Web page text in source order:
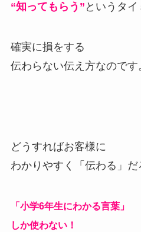
“知ってもらう” というタイ
確実に損をする
伝わらない伝え方なのです
どうすればお客様に
わかりやすく「伝わる」だ
「小学6年生にわかる言葉」
しか使わない！